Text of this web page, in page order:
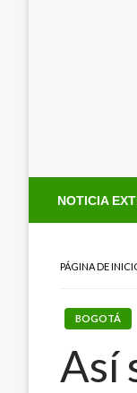
NOTICIA
PÁGINA DE
BOGOTÁ
Así